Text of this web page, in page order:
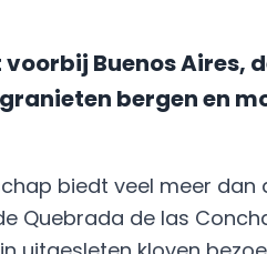
Buenos Aires,
bergen en
biedt veel meer
Quebrada de las